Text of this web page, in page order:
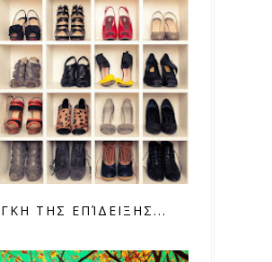
ΤΗΣ ΕΠΊΔΕΙΞΗΣ...